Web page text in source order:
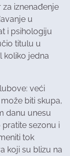
iznenađenje
u
i psihologiju
titulu u
koliko jedna
veći
biti skupa,
danu unesu
pratite sezonu i
tok
koji su blizu na